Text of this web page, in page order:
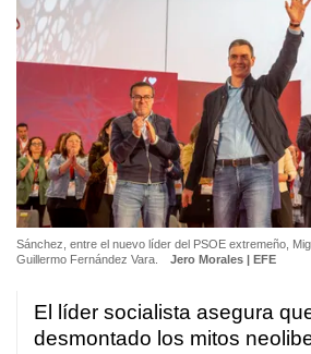
Sánchez, entre el nuevo líder del PSOE extremeño,
Guillermo Fernández Vara.
Jero Morales | EFE
El líder socialista asegura
desmontado los mitos